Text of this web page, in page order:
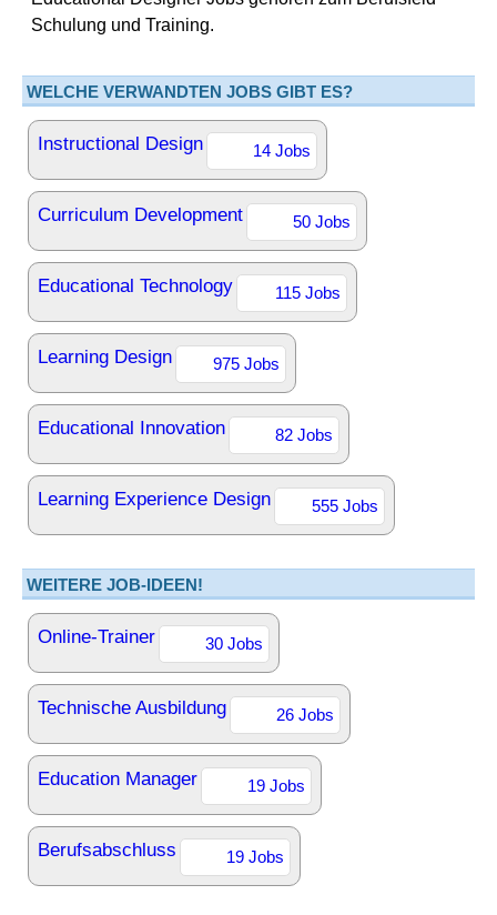
Schulung und Training.
WELCHE VERWANDTEN JOBS GIBT ES?
Instructional Design 14 Jobs
Curriculum Development 50 Jobs
Educational Technology 115 Jobs
Learning Design 975 Jobs
Educational Innovation 82 Jobs
Learning Experience Design 555 Jobs
WEITERE JOB-IDEEN!
Online-Trainer 30 Jobs
Technische Ausbildung 26 Jobs
Education Manager 19 Jobs
Berufsabschluss 19 Jobs